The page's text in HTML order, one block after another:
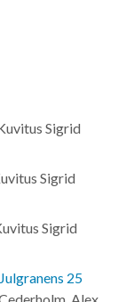
Sigrid
Sigrid
Sigrid
Julgranens 25